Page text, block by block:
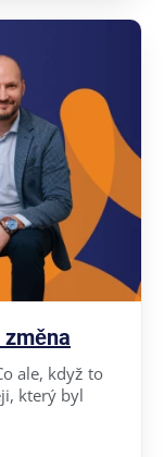
ale, když to
který byl